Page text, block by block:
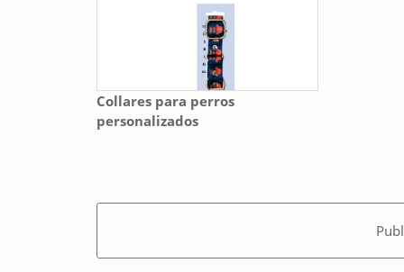
Collares para perros
personalizados